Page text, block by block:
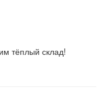
тёплый склад!